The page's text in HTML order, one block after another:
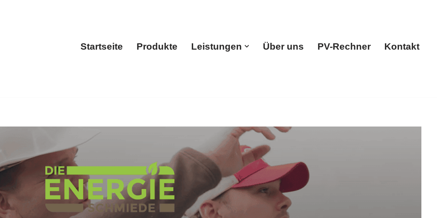
Startseite Produkte Leistungen Über uns PV-Rechner Kontakt